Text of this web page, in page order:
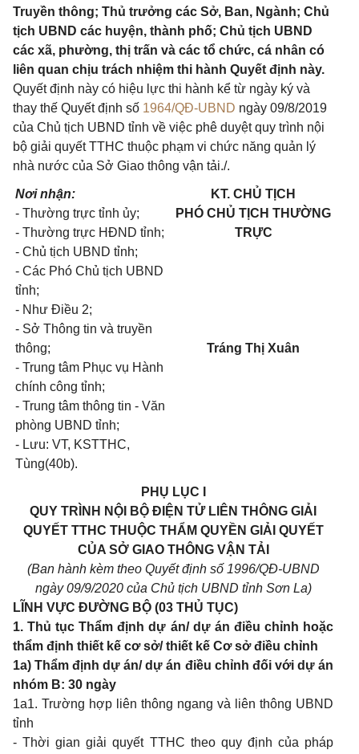
Truyền thông; Thủ trưởng các Sở, Ban, Ngành; Chủ
tịch UBND các huyện, thành phố; Chủ tịch UBND
các xã, phường, thị trấn và các tổ chức, cá nhân có
liên quan chịu trách nhiệm thi hành Quyết định này.
Quyết định này có hiệu lực thi hành kể từ ngày ký và
thay thế Quyết định số 1964/QĐ-UBND ngày 09/8/2019
của Chủ tịch UBND tỉnh về việc phê duyệt quy trình nội
bộ giải quyết TTHC thuộc phạm vi chức năng quản lý
nhà nước của Sở Giao thông vận tải./.
Nơi nhận:
- Thường trực tỉnh ủy;
- Thường trực HĐND tỉnh;
- Chủ tịch UBND tỉnh;
- Các Phó Chủ tịch UBND
tỉnh;
- Như Điều 2;
- Sở Thông tin và truyền
thông;
- Trung tâm Phục vụ Hành
chính công tỉnh;
- Trung tâm thông tin - Văn
phòng UBND tỉnh;
- Lưu: VT, KSTTHC,
Tùng(40b).
KT. CHỦ TỊCH
PHÓ CHỦ TỊCH THƯỜNG
TRỰC
Tráng Thị Xuân
PHỤ LỤC
QUY TRÌNH NỘI BỘ ĐIỆN TỬ LIÊN THÔNG GIẢI
QUYẾT TTHC THUỘC THẨM QUYỀN GIẢI QUYẾT
CỦA SỞ GIAO THÔNG VẬN TẢI
(Ban hành kèm theo Quyết định số 1996/QĐ-UBND
ngày 09/9/2020 của Chủ tịch UBND tỉnh Sơn La)
LĨNH VỰC ĐƯỜNG BỘ (03 THỦ TỤC)
1.Thủ tục Thẩm định dự án/ dự án điều chỉnh hoặc
thẩm định thiết kế cơ sở/thiết kế Cơ sở điều chỉnh
1a) Thẩm định dự án/ dự án điều chỉnh đối với dự án
nhóm B: 30 ngày
1a1. Trường hợp liên thông ngang và liên thông UBND
tỉnh
-Thời gian giải quyết TTHC theo quy định của pháp